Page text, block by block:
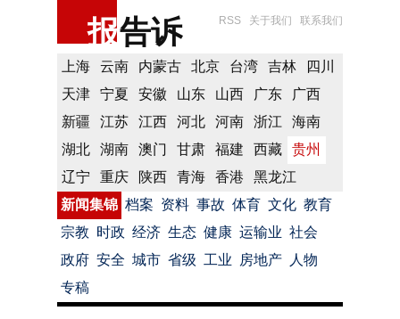
报告诉 RSS 关于我们 联系我们
上海 云南 内蒙古 北京 台湾 吉林
四川
天津
宁夏 安徽 山东 山西 广东
广西
新疆
江苏 江西 河北 河南 浙江
海南
湖北
湖南 澳门 甘肃 福建 西藏
贵州
辽宁
重庆 陕西 青海 香港
黑龙江
新闻集锦 档案 资料 事故 体育 文化 教育
宗教 时政 经济 生态 健康 运输业 社会
政府 安全 城市 省级 工业 房地产
人物
专稿